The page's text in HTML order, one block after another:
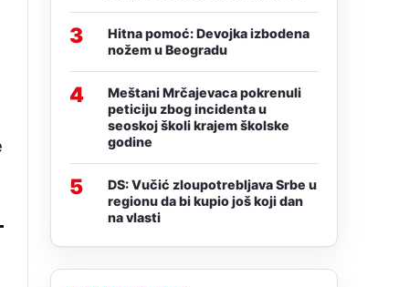
3
Hitna pomoć: Devojka izbodena
nožem u Beogradu
4
Meštani Mrčajevaca pokrenuli
peticiju zbog incidenta u
seoskoj školi krajem školske
godine
5
DS: Vučić zloupotrebljava Srbe u
regionu da bi kupio još koji dan
na vlasti